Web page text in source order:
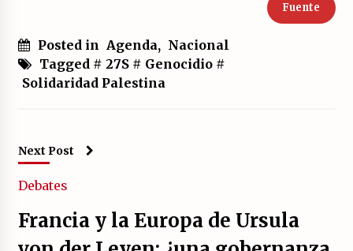
Fuente
Posted in Agenda, Nacional
Tagged # 27S# Genocidio#
Solidaridad Palestina
Next Post
Debates
Francia y la Europa de Ursula